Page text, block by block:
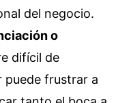
del negocio.
o
difícil de
puede frustrar a